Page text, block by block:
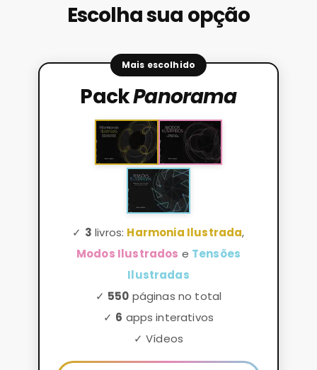
Escolha sua opção
Mais escolhido
PackPanorama
✓ 3 livros: Harmonia Ilustrada,
Modos Ilustrados e Tensões
Ilustradas
✓ 550 páginas no total
✓ 6 apps interativos
✓ Vídeos